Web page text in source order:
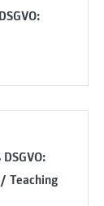
Teaching